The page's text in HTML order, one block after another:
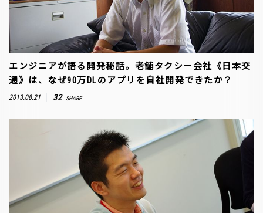
エンジニアが語る開発秘話。老舗タクシー会社《日本交
通》は、なぜ90万DLのアプリを自社開発できたか？
2013.08.21 32 SHARE